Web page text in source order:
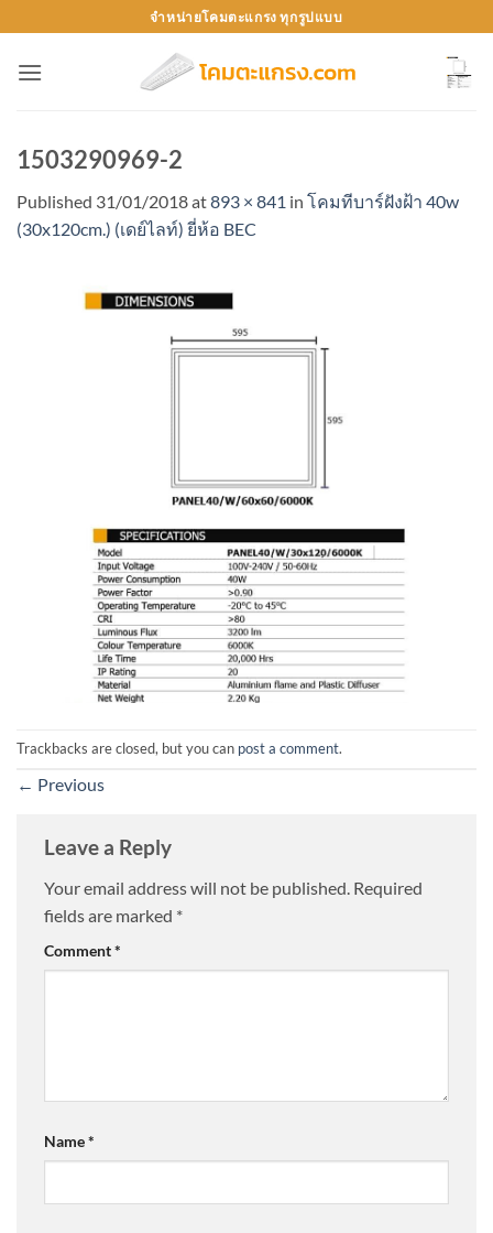
to
content
จำหน่ายโคมตะแกรง ทุกรูปแบบ
1503290969-2
Published 31/01/2018at893 × 841 in โคมทีบาร์ฝังฝ้า 40w
(30x120cm.) (เดย์ไลท์) ยี่ห้อ BEC
Trackbacks are closed, but you can post a comment.
← Previous
Leave a Reply
Your email address will not be published. Required
fields are marked *
Comment*
Name*